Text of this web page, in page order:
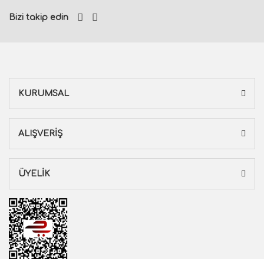
Bizi takip edin
KURUMSAL
ALIŞVERİŞ
ÜYELİK